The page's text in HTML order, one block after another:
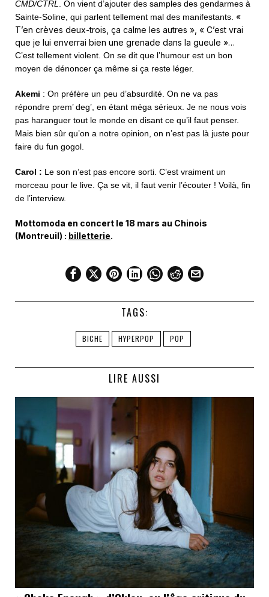
CMD/CTRL
On vient d’ajouter des samples des gendarmes à
Sainte-Soline, qui parlent tellement mal des manifestants. «
T’en crèves deux-trois, ça calme les autres », « C’est vrai
que je lui enverrai bien une grenade dans la gueule »…
C’est tellement violent. On se dit que l’humour est un bon
moyen de dénoncer ça même si ça reste léger.
Akemi : On préfère un peu d’absurdité. On ne va pas
répondre prem’ deg’, en étant méga sérieux. Je ne nous vois
pas haranguer tout le monde en disant ce qu’il faut penser.
Mais bien sûr qu’on a notre opinion, on n’est pas là juste pour
faire du fun gogol.
Carol : Le son n’est pas encore sorti. C’est vraiment un
morceau pour le live. Ça se vit, il faut venir l’écouter ! Voilà, fin
de l’interview.
Mottomoda en concert le 18 mars au Chinois
(Montreuil) : billetterie.
TAGS:
BICHE HYPERPOP POP
LIRE AUSSI